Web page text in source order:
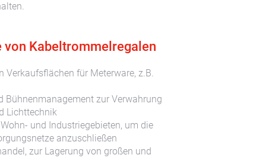
von Kabeltrommelregalen
Verkaufsflächen für Meterware, z.B.
Bühnenmanagement zur Verwahrung
Lichttechnik
und Industriegebieten, um die
anzuschließen
zur Lagerung von großen und